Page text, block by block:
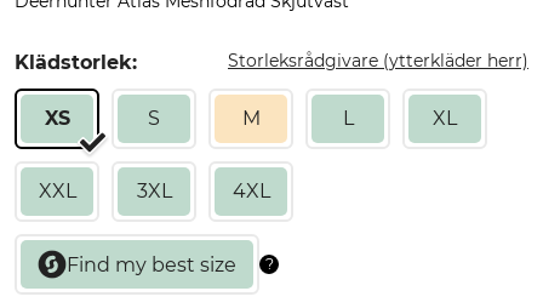
Klädstorlek: Storleksrådgivare (ytterkläder herr)
XS S M L XL
XXL 3XL 4XL